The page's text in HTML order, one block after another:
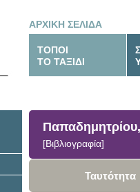
ΑΡΧΙΚΗ ΣΕΛΙΔΑ
ΤΟΠΟΙ
ΤΟ ΤΑΞΙΔΙ
Παπαδημητρίου,
[Βιβλιογραφία]
Ταυτότητα